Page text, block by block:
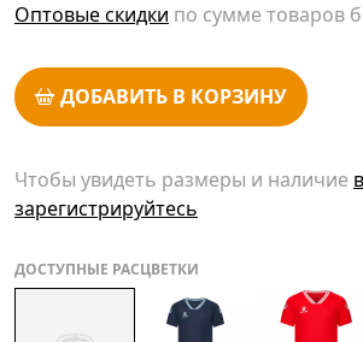
Оптовые скидки по сумме товаров
ДОБАВИТЬ В КОРЗИНУ
Чтобы увидеть размеры и наличие
зарегистрируйтесь
ДОСТУПНЫЕ РАСЦВЕТКИ